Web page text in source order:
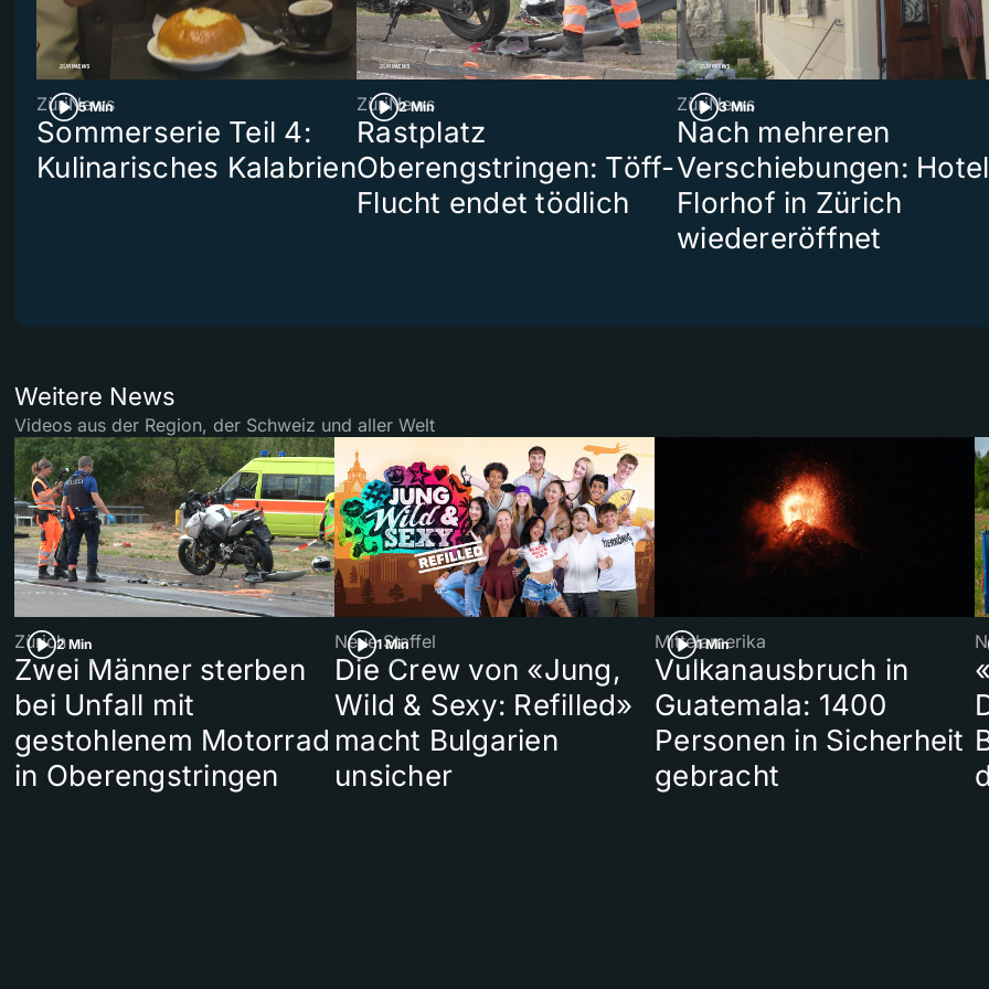
5 Min
ZüriNews
Sommerserie Teil 4:
Kulinarisches Kalabrien
2 Min
ZüriNews
Rastplatz
Oberengstringen: Töff-
Flucht endet tödlich
3 Min
ZüriNews
Nach mehreren
Verschiebungen: Hotel
Florhof in Zürich
wiedereröffnet
Weitere News
Videos aus der Region, der Schweiz und aller Welt
2 Min
Zürich
Zwei Männer sterben
bei Unfall mit
gestohlenem Motorrad
in Oberengstringen
1 Min
Neue Staffel
Die Crew von «Jung,
Wild & Sexy: Refilled»
macht Bulgarien
unsicher
1 Min
Mittelamerika
Vulkanausbruch in
Guatemala: 1400
Personen in Sicherheit
gebracht